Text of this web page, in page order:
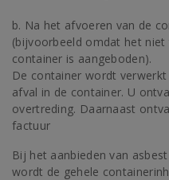
b. Na het afvoeren van de
(bijvoorbeeld omdat het
container is aangeboden).
De container wordt
afval in de container. U
overtreding. Daarnaast
factuur
‌Bij het aanbieden van
wordt de gehele